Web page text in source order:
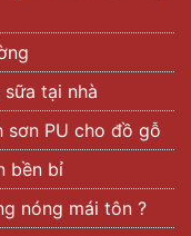
tại nhà
sơn PU cho đồ gỗ
bền bỉ
nóng mái tôn ?